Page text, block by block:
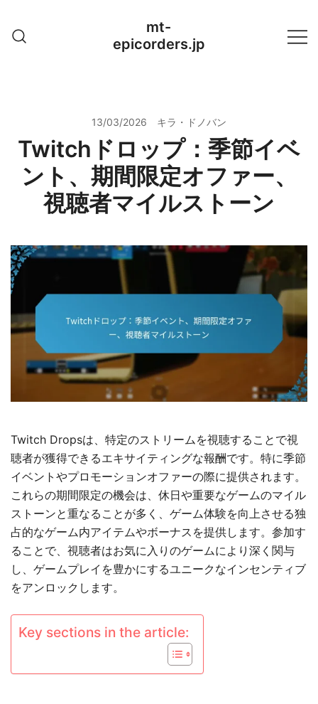
content
mt-
epicorders.jp
13/03/2026 キラ・ドノバン
Twitchドロップ：季節イベ
ント、期間限定オファー、
視聴者マイルストーン
Twitch Dropsは、特定のストリームを視聴することで視
聴者が獲得できるエキサイティングな報酬です。特に季節
イベントやプロモーションオファーの際に提供されます。
これらの期間限定の機会は、休日や重要なゲームのマイル
ストーンと重なることが多く、ゲーム体験を向上させる独
占的なゲーム内アイテムやボーナスを提供します。参加す
ることで、視聴者はお気に入りのゲームにより深く関与
し、ゲームプレイを豊かにするユニークなインセンティブ
をアンロックします。
Key sections in the article: